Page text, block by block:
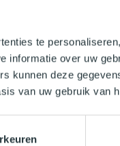
te
informatie over uw
kunnen deze
van uw gebruik van